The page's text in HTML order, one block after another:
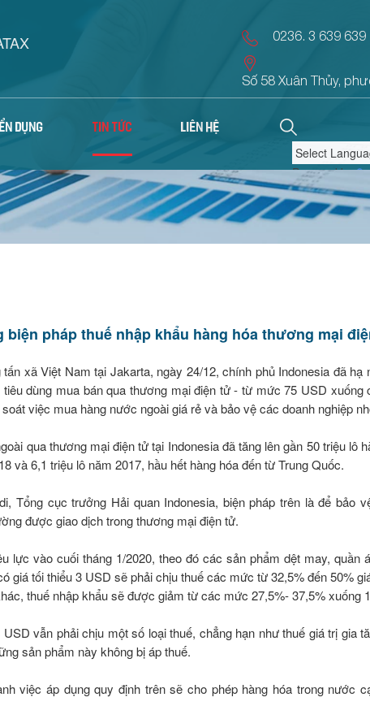
0236. 3 639 639
Số 58 Xuân Thủy,
DỤNG TIN TỨC LIÊN HỆ
Powered by
biện pháp thuế nhập khẩu hàng hóa thương mại
xã Việt Nam tại Jakarta, ngày 24/12, chính phủ Indonesia đã hạ
dùng mua bán qua thương mại điện tử - từ mức 75 USD
việc mua hàng nước ngoài giá rẻ và bảo vệ các doanh nghiệp
qua thương mại điện tử tại Indonesia đã tăng lên gần 50 triệu lô
và 6,1 triệu lô năm 2017, hầu hết hàng hóa đến từ Trung Quốc.
Tổng cục trưởng Hải quan Indonesia, biện pháp trên là để bảo
được giao dịch trong thương mại điện tử.
lực vào cuối tháng 1/2020, theo đó các sản phẩm dệt may, quần
giá tối thiểu 3 USD sẽ phải chịu thuế các mức từ 32,5% đến 50%
thuế nhập khẩu sẽ được giảm từ các mức 27,5%- 37,5% xuống
vẫn phải chịu một số loại thuế, chẳng hạn như thuế giá trị gia
sản phẩm này không bị áp thuế.
việc áp dụng quy định trên sẽ cho phép hàng hóa trong nước